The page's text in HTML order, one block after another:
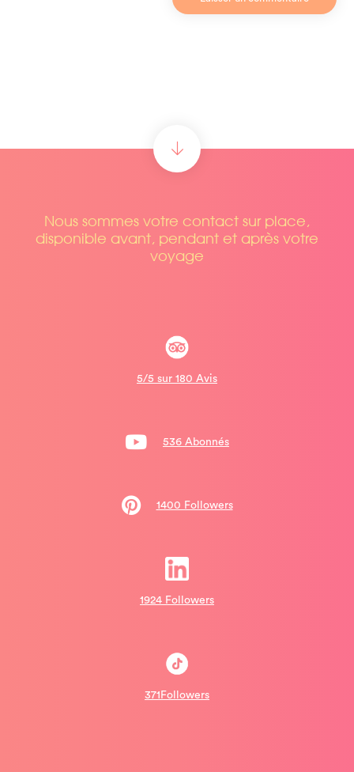
Nous sommes votre contact sur place,
disponible avant, pendant et après votre
voyage
5/5 sur 180 Avis
536 Abonnés
1400 Followers
1924 Followers
371Followers